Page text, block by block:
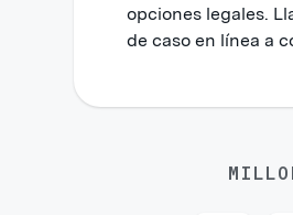
opciones legales.
de caso en línea a